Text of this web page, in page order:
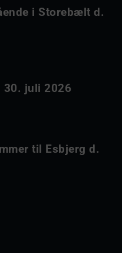
i Storebælt d.
30. juli 2026
til Esbjerg d.